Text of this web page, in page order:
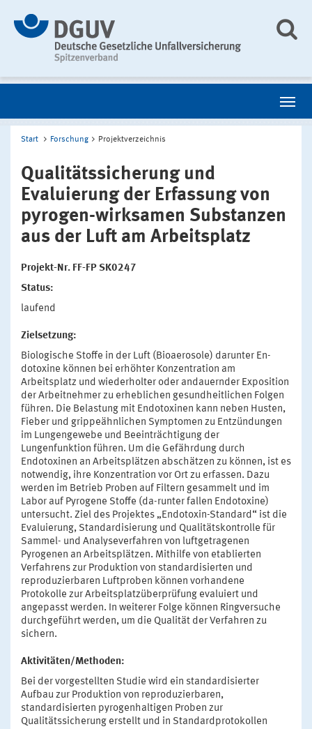
Start Forschung Projektverzeichnis
Qualitätssicherung und
Evaluierung der Erfassung von
pyrogen-wirksamen Substanzen
aus der Luft am Arbeitsplatz
Projekt-Nr. FF-FP SK0247
Status:
laufend
Zielsetzung:
Biologische Stoffe in der Luft (Bioaerosole) darunter En-
dotoxine können bei erhöhter Konzentration am
Arbeitsplatz und wiederholter oder andauernder Exposition
der Arbeitnehmer zu erheblichen gesundheitlichen Folgen
führen. Die Belastung mit Endotoxinen kann neben Husten,
Fieber und grippeähnlichen Symptomen zu Entzündungen
im Lungengewebe und Beeinträchtigung der
Lungenfunktion führen. Um die Gefährdung durch
Endotoxinen an Arbeitsplätzen abschätzen zu können, ist es
notwendig, ihre Konzentration vor Ort zu erfassen. Dazu
werden im Betrieb Proben auf Filtern gesammelt und im
Labor auf Pyrogene Stoffe (da-runter fallen Endotoxine)
untersucht. Ziel des Projektes „Endotoxin-Standard“ ist die
Evaluierung, Standardisierung und Qualitätskontrolle für
Sammel- und Analyseverfahren von luftgetragenen
Pyrogenen an Arbeitsplätzen. Mithilfe von etablierten
Verfahrens zur Produktion von standardisierten und
reproduzierbaren Luftproben können vorhandene
Protokolle zur Arbeitsplatzüberprüfung evaluiert und
angepasst werden. In weiterer Folge können Ringversuche
durchgeführt werden, um die Qualität der Verfahren zu
sichern.
Aktivitäten/Methoden:
Bei der vorgestellten Studie wird ein standardisierter
Aufbau zur Produktion von reproduzierbaren,
standardisierten pyrogenhaltigen Proben zur
Qualitätssicherung erstellt und in Standardprotokollen